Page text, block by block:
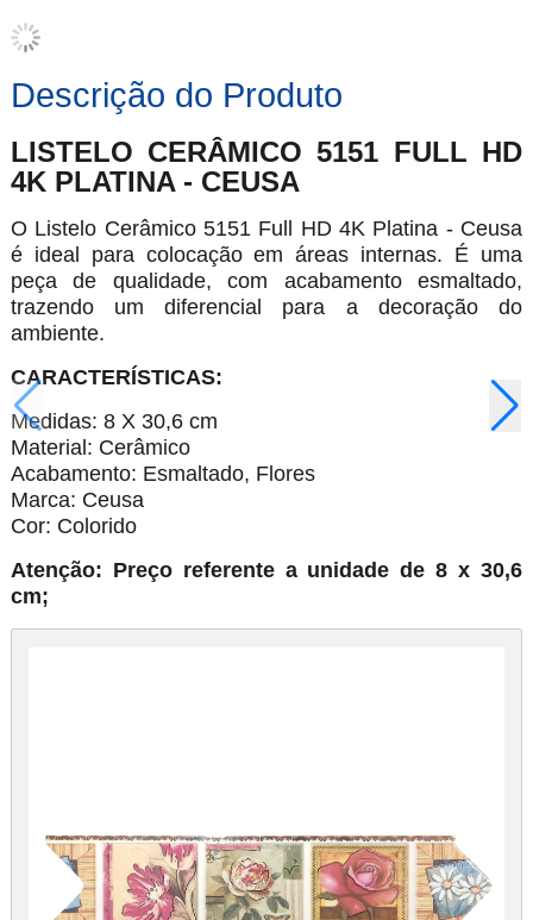
Descrição do Produto
LISTELO CERÂMICO 5151 FULL HD
4K PLATINA - CEUSA
O Listelo Cerâmico 5151 Full HD 4K Platina - Ceusa
é ideal para colocação em áreas internas. É uma
peça de qualidade, com acabamento esmaltado,
trazendo um diferencial para a decoração do
ambiente.
CARACTERÍSTICAS:
Medidas: 8 X 30,6 cm
Material: Cerâmico
Acabamento: Esmaltado, Flores
Marca: Ceusa
Cor: Colorido
Atenção: Preço referente a unidade de 8 x 30,6
cm;